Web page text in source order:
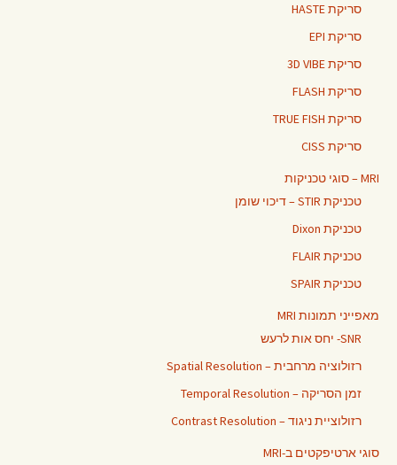
סריקת HASTE
סריקת EPI
סריקת 3D VIBE
סריקת FLASH
סריקת TRUE FISH
סריקת CISS
MRI – סוגי טכניקות
טכניקת STIR – דיכוי שומן
טכניקת Dixon
טכניקת FLAIR
טכניקת SPAIR
מאפייני תמונות MRI
SNR- יחס אות לרעש
רזולוציה מרחבית – Spatial Resolution
זמן הסריקה – Temporal Resolution
רזולוציית ניגוד – Contrast Resolution
סוגי ארטיפקטים ב-MRI